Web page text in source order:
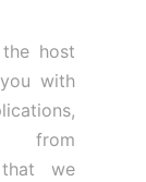
host
with
from
we